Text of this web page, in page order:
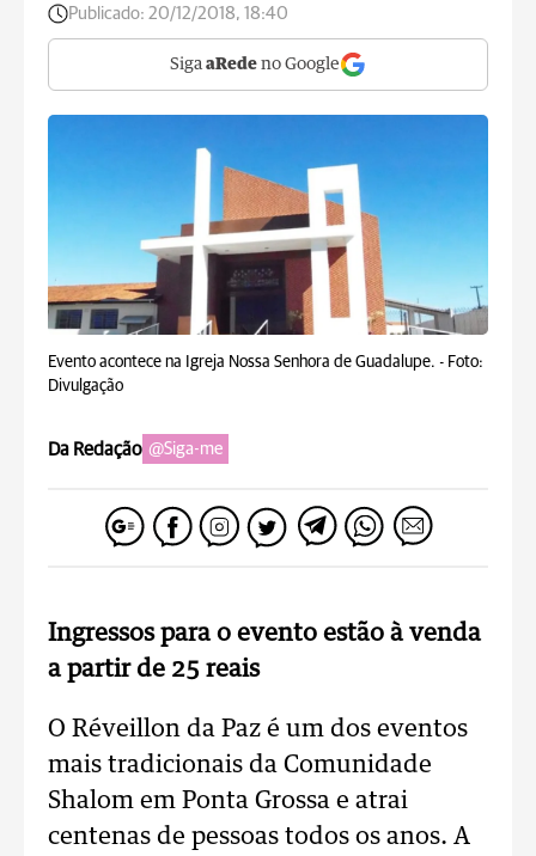
Publicado: 20/12/2018, 18:40
Siga aRede no Google
Evento acontece na Igreja Nossa Senhora de Guadalupe. - Foto:
Divulgação
Da Redação @Siga-me
Ingressos para o evento estão à venda
a partir de 25 reais
O Réveillon da Paz é um dos eventos
mais tradicionais da Comunidade
Shalom em Ponta Grossa e atrai
centenas de pessoas todos os anos. A